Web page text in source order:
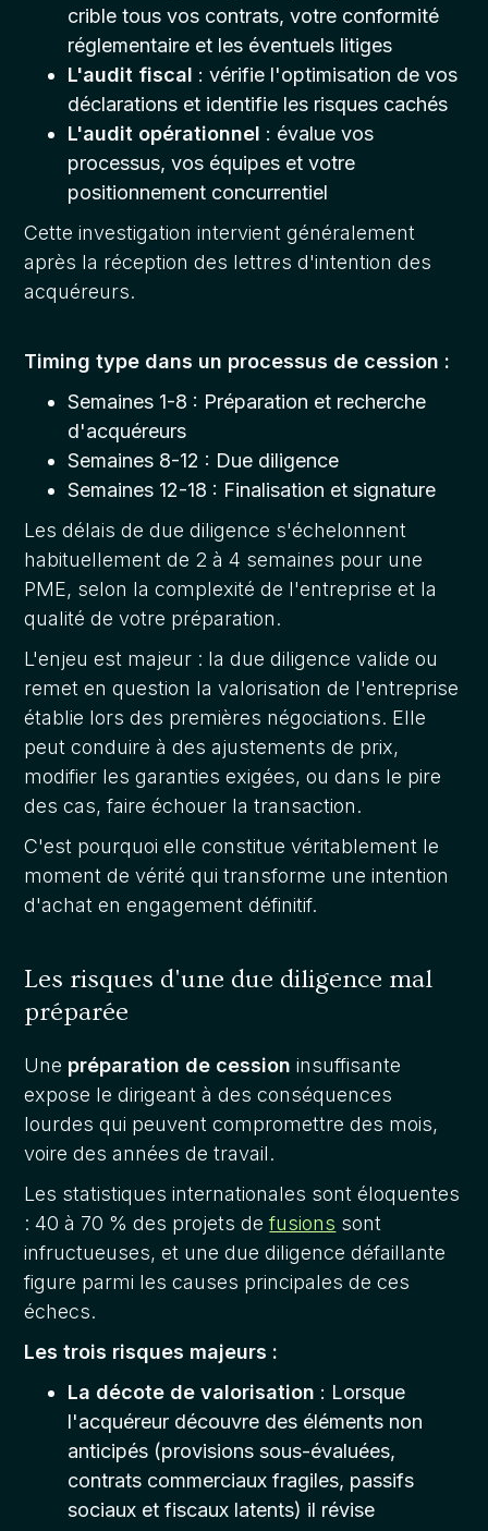
crible tous vos contrats, votre conformité
réglementaire et les éventuels litiges
L'audit fiscal : vérifie l'optimisation de vos
déclarations et identifie les risques cachés
L'audit opérationnel : évalue vos
processus, vos équipes et votre
positionnement concurrentiel
Cette investigation intervient généralement
après la réception des lettres d'intention des
acquéreurs.
Timing type dans un processus de cession :
Semaines 1-8 : Préparation et recherche
d'acquéreurs
Semaines 8-12 : Due diligence
Semaines 12-18 : Finalisation et signature
Les délais de due diligence s'échelonnent
habituellement de 2 à 4 semaines pour une
PME, selon la complexité de l'entreprise et la
qualité de votre préparation.
L'enjeu est majeur : la due diligence valide ou
remet en question la valorisation de l'entreprise
établie lors des premières négociations. Elle
peut conduire à des ajustements de prix,
modifier les garanties exigées, ou dans le pire
des cas, faire échouer la transaction.
C'est pourquoi elle constitue véritablement le
moment de vérité qui transforme une intention
d'achat en engagement définitif.
Les risques d'une due diligence mal
préparée
Une préparation de cession insuffisante
expose le dirigeant à des conséquences
lourdes qui peuvent compromettre des mois,
voire des années de travail.
Les statistiques internationales sont éloquentes
: 40 à 70 % des projets defusions sont
infructueuses, et une due diligence défaillante
figure parmi les causes principales de ces
échecs.
Les trois risques majeurs :
La décote de valorisation : Lorsque
l'acquéreur découvre des éléments non
anticipés (provisions sous-évaluées,
contrats commerciaux fragiles, passifs
sociaux et fiscaux latents) il révise